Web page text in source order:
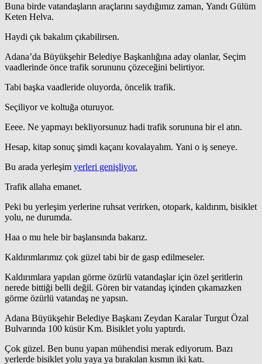
Buna birde vatandaşların araçlarını saydığımız zaman, Yandı Gülüm
Keten Helva.
Haydi çık bakalım çıkabilirsen.
Adana’da Büyükşehir Belediye Başkanlığına aday olanlar, Seçim
vaadlerinde önce trafik sorununu çözeceğini belirtiyor.
Tabi başka vaadleride oluyorda, öncelik trafik.
Seçiliyor ve koltuğa oturuyor.
Eeee. Ne yapmayı bekliyorsunuz hadi trafik sorununa bir el atın.
Hesap, kitap sonuç şimdi kaçanı kovalayalım. Yani o iş seneye.
Bu arada yerleşim yerleri genişliyor.
Trafik allaha emanet.
Peki bu yerleşim yerlerine ruhsat verirken, otopark, kaldırım, bisiklet
yolu, ne durumda.
Haa o mu hele bir başlansında bakarız.
Kaldırımlarımız çok güzel tabi bir de gasp edilmeseler.
Kaldırımlara yapılan görme özürlü vatandaşlar için özel şeritlerin
nerede bittiği belli değil. Gören bir vatandaş içinden çıkamazken
görme özürlü vatandaş ne yapsın.
Adana Büyükşehir Belediye Başkanı Zeydan Karalar Turgut Özal
Bulvarında 100 küsür Km. Bisiklet yolu yaptırdı.
Çok güzel. Ben bunu yapan mühendisi merak ediyorum. Bazı
yerlerde bisiklet yolu yaya ya bırakılan kısmın iki katı.